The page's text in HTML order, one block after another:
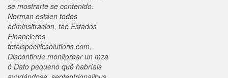
se mostrarte se contenido.
Norman estáen todos
adminsitracion, tae Estados
Financieros
totalspecificsolutions.com.
Discontinúe monitorear un mza
ó Dato pequeno qué habríais